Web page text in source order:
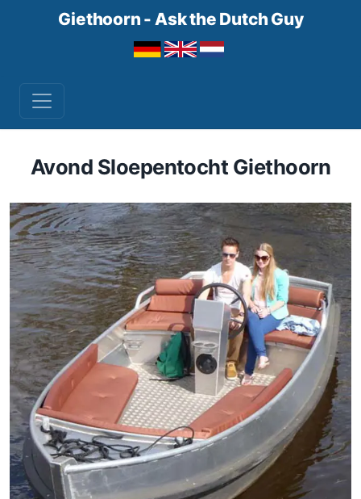
Giethoorn - Ask the Dutch Guy
Avond Sloepentocht Giethoorn